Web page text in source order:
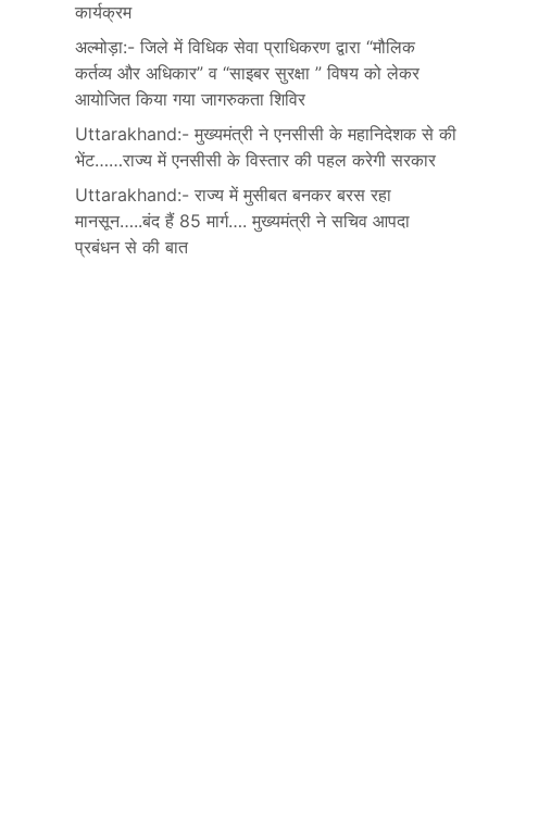
कार्यक्रम
अल्मोड़ा:- जिले में विधिक सेवा प्राधिकरण द्वारा “मौलिक
कर्तव्य और अधिकार” व “साइबर सुरक्षा ” विषय को लेकर
आयोजित किया गया जागरुकता शिविर
Uttarakhand:- मुख्यमंत्री ने एनसीसी के महानिदेशक से की
भेंट……राज्य में एनसीसी के विस्तार की पहल करेगी सरकार
Uttarakhand:- राज्य में मुसीबत बनकर बरस रहा
मानसून…..बंद हैं 85 मार्ग…. मुख्यमंत्री ने सचिव आपदा
प्रबंधन से की बात